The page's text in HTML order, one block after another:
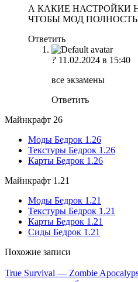
А КАКИЕ НАСТРОЙКИ
ЧТОБЫ МОД
Ответить
? 11.02.2024 в 15:40
все экзамены
Ответить
Майнкрафт 26
Моды Бедрок 1.26
Текстуры Бедрок 1.26
Карты Бедрок 1.26
Майнкрафт 1.21
Моды Бедрок 1.21
Текстуры Бедрок 1.21
Карты Бедрок 1.21
Сиды Бедрок 1.21
Похожие записи
True Survival — Zombie